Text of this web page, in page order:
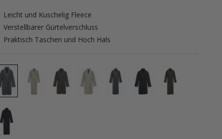
Leicht und Kuschelig Fleece
Verstellbarer Gürtelverschluss
Praktisch Taschen und Hoch Hals